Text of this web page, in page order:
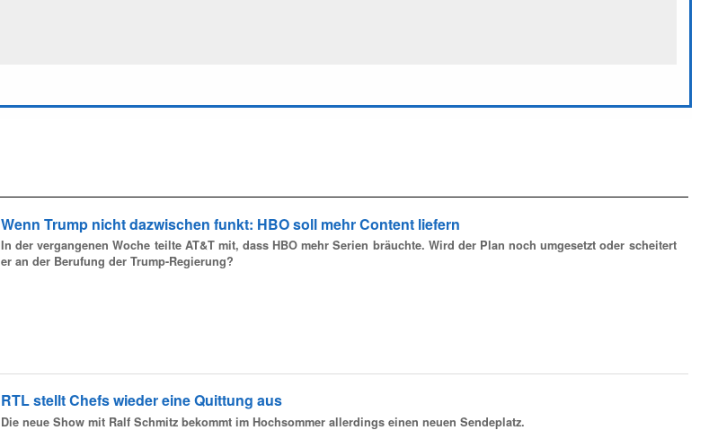
Wenn Trump nicht dazwischen funkt: HBO soll mehr Content liefern
In der vergangenen Woche teilte AT&T mit, dass HBO mehr Serien bräuchte. Wird der Plan noch umgesetzt oder scheitert
er an der Berufung der Trump-Regierung?
RTL stellt Chefs wieder eine Quittung aus
Die neue Show mit Ralf Schmitz bekommt im Hochsommer allerdings einen neuen Sendeplatz.